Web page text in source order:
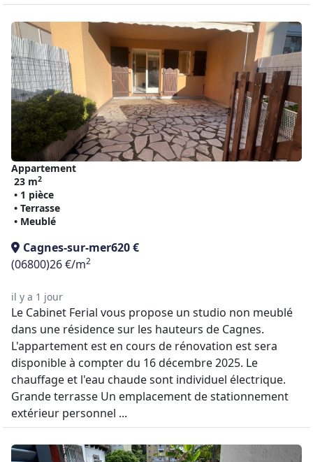
Appartement
23 m2
• 1 pièce
• Terrasse
• Meublé
Cagnes-sur-mer620 €
(06800)26 €/m2
il y a 1 jour
Le Cabinet Ferial vous propose un studio non meublé
dans une résidence sur les hauteurs de Cagnes.
L'appartement est en cours de rénovation est sera
disponible à compter du 16 décembre 2025. Le
chauffage et l'eau chaude sont individuel électrique.
Grande terrasse Un emplacement de stationnement
extérieur personnel ...